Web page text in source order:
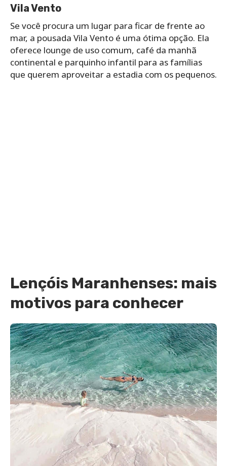
Vila Vento
Se você procura um lugar para ficar de frente ao
mar, a pousada Vila Vento é uma ótima opção. Ela
oferece lounge de uso comum, café da manhã
continental e parquinho infantil para as famílias
que querem aproveitar a estadia com os pequenos.
Lençóis Maranhenses: mais
motivos para conhecer